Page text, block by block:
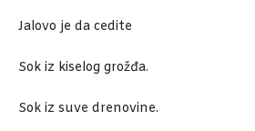
Jalovo je da cedite
Sok iz kiselog grožđa.
Sok iz suve drenovine.